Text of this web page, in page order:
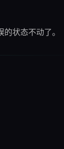
状态不动了。